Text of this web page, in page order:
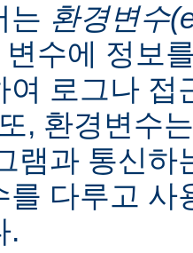
는 환경변수
변수에 정보
여 로그나 접
, 환경변수
램과 통신하
를 다루고 사
.